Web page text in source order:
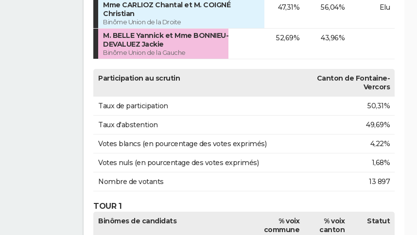
Mme CARLIOZ Chantal et M. COIGNÉ
Christian
Binôme Union de la Droite
47,31% 56,04% Elu
M. BELLE Yannick et Mme BONNIEU-
DEVALUEZ Jackie
Binôme Union de la Gauche
52,69% 43,96%
Participation au scrutin
Canton de Fontaine-
Vercors
Taux de participation 50,31%
Taux d'abstention 49,69%
Votes blancs (en pourcentage des votes exprimés) 4,22%
Votes nuls (en pourcentage des votes exprimés) 1,68%
Nombre de votants 13 897
TOUR 1
Binômes de candidats
% voix
commune
% voix
canton
Statut